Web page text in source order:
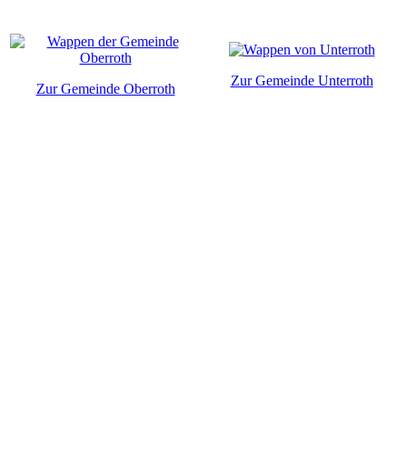
Zur Gemeinde Oberroth
Zur Gemeinde Unterroth